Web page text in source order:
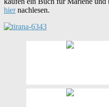
hiernachlesen.